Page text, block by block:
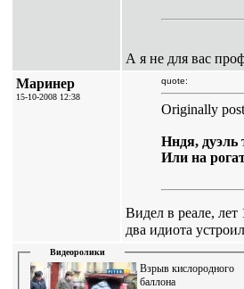
А я не для вас
Маринер
15-10-2008 12:38
quote:
Originally
Нндя, дуэль
Или на
Видел в реале,
два идиота
Видеоролики
Взрыв кислородного
баллона